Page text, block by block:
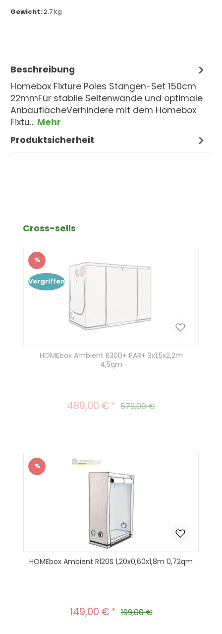
Gewicht:2.7 kg
Beschreibung
Homebox Fixture Poles Stangen-Set 150cm
22mmFür stabile Seitenwände und optimale
AnbauflächeVerhindere mit dem Homebox
Fixtu… Mehr
Produktsicherheit
Produktgalerie überspringen
Cross-sells
Rabatt
%
Vergriffen
HOMEbox Ambient R300+ PAR+ 3x1,5x2,2m
4,5qm
Verkaufspreis:
489,00 € Regulärer Preis:
579,00 €
Rabatt
%
HOMEbox Ambient R120S 1,20x0,60x1,8m 0,72qm
Verkaufspreis:
149,00 € Regulärer Preis:
199,00 €